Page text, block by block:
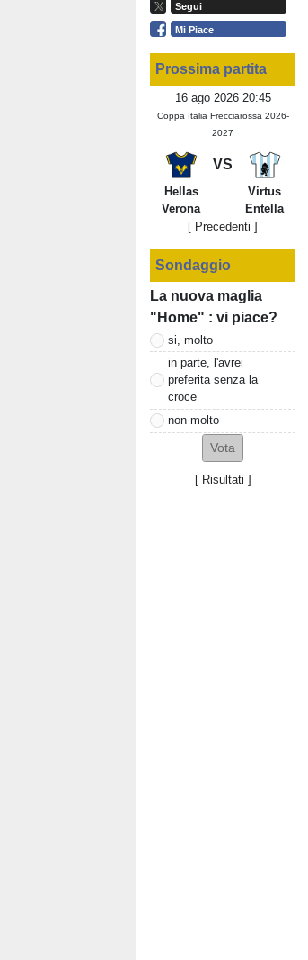
Segui
Mi Piace
Prossima partita
16 ago 2026 20:45
Coppa Italia Frecciarossa 2026-
2027
VS
Hellas
Verona
Virtus
Entella
[ Precedenti ]
Sondaggio
La nuova maglia
"Home" : vi piace?
si, molto
in parte, l'avrei
preferita senza la
croce
non molto
[ Risultati ]